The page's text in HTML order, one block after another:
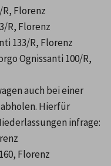
R, Florenz
R, Florenz
133/R, Florenz
Ognissanti 100/R,
auch bei einer
Hierfür
infrage:
Florenz